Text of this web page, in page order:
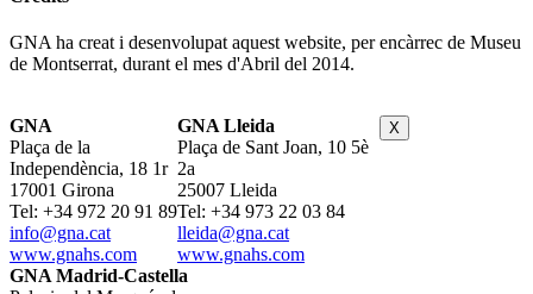
GNA ha creat i desenvolupat aquest website, per encàrrec de Museu
de Montserrat, durant el mes d'Abril del 2014.
GNA
Plaça de la
Independència, 18 1r
17001 Girona
Tel: +34 972 20 91 89
info@gna.cat
www.gnahs.com
GNA Lleida
Plaça de Sant Joan, 10 5è
2a
25007 Lleida
Tel: +34 973 22 03 84
lleida@gna.cat
www.gnahs.com
GNA Madrid-Castella
X